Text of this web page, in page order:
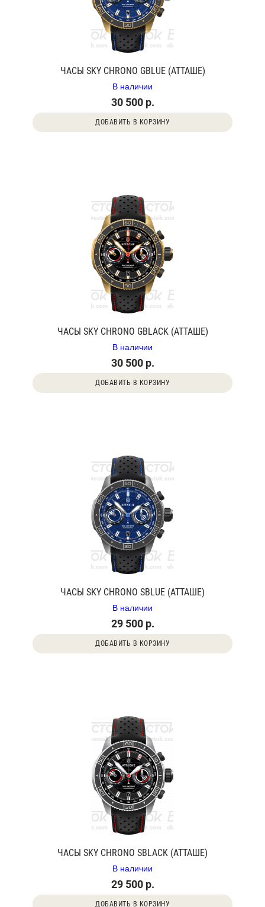
ЧАСЫ SKY CHRONO GBLUE (АТТАШЕ)
В наличии
30 500 р.
ДОБАВИТЬ В КОРЗИНУ
ЧАСЫ SKY CHRONO GBLACK (АТТАШЕ)
В наличии
30 500 р.
ДОБАВИТЬ В КОРЗИНУ
ЧАСЫ SKY CHRONO SBLUE (АТТАШЕ)
В наличии
29 500 р.
ДОБАВИТЬ В КОРЗИНУ
ЧАСЫ SKY CHRONO SBLACK (АТТАШЕ)
В наличии
29 500 р.
ДОБАВИТЬ В КОРЗИНУ